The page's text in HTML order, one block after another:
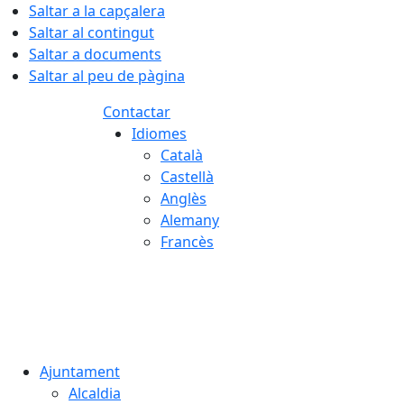
Saltar a la capçalera
Saltar al contingut
Saltar a documents
Saltar al peu de pàgina
Contactar
Idiomes
Català
Castellà
Anglès
Alemany
Francès
Ajuntament
Alcaldia